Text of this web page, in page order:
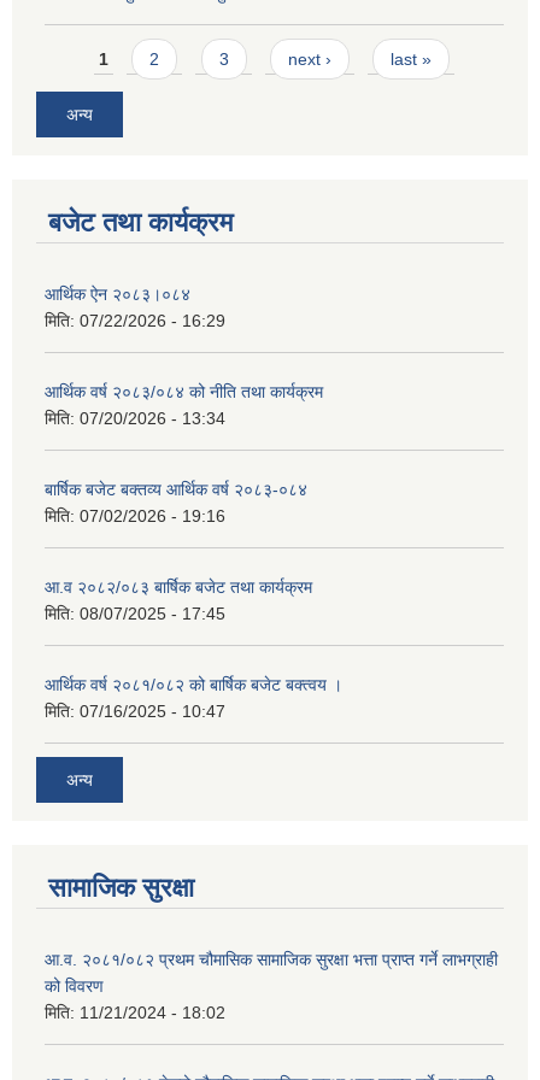
Pages
1 2 3 next › last »
अन्य
बजेट तथा कार्यक्रम
आर्थिक ऐन २०८३।०८४
मिति: 07/22/2026 - 16:29
आर्थिक वर्ष २०८३/०८४ को नीति तथा कार्यक्रम
मिति: 07/20/2026 - 13:34
बार्षिक बजेट बक्तव्य आर्थिक वर्ष २०८३-०८४
मिति: 07/02/2026 - 19:16
आ.व २०८२/०८३ बार्षिक बजेट तथा कार्यक्रम
मिति: 08/07/2025 - 17:45
आर्थिक वर्ष २०८१/०८२ को बार्षिक बजेट बक्त्वय ।
मिति: 07/16/2025 - 10:47
अन्य
सामाजिक सुरक्षा
आ.व. २०८१/०८२ प्रथम चौमासिक सामाजिक सुरक्षा भत्ता प्राप्त गर्ने लाभग्राही
को विवरण
मिति: 11/21/2024 - 18:02